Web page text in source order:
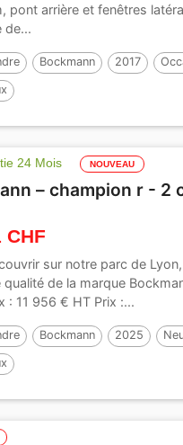
pont arrière et fenêtres
de...
Bockmann 2017
24 Mois NOUVEAU
– champion r - 2
CHF
sur notre parc de
qualité de la marque
: 11 956 € HT Prix :...
Bockmann 2025